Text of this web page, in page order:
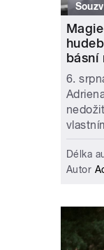
básní
6.
Délka
Autor